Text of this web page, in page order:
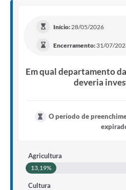
Início: 28/05/2026
Encerramento: 31/07/
Em qual departamento
deveria
O período de
Agricultura
13,19%
Cultura